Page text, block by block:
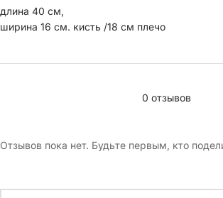
длина 40 см,
ширина 16 см. кисть /18 см плечо
0 отзывов
Отзывов пока нет. Будьте первым, кто